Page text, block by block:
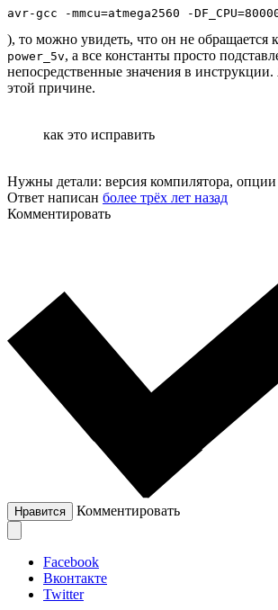
avr-gcc -mmcu=atmega2560 -
), то можно увидеть, что он не обращается
power_5v, а все константы просто
непосредственные значения в
этой причине.
как это исправить
Нужны детали: версия компилятора,
Ответ написан более трёх лет назад
Комментировать
Нравится Комментировать
Facebook
Вконтакте
Twitter